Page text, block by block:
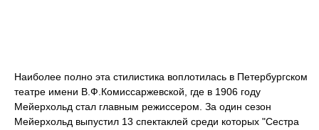
Наиболее полно эта стилистика воплотилась в Петербургском
театре имени В.Ф.Комиссаржевской, где в 1906 году
Мейерхольд стал главным режиссером. За один сезон
Мейерхольд выпустил 13 спектаклей среди которых "Сестра